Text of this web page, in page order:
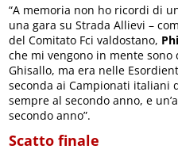
“A memoria non ho ricordi di
una gara su Strada Allievi –
del Comitato Fci valdostano,
che mi vengono in mente
Ghisallo, ma era nelle
seconda ai Campionati italiani
sempre al secondo anno, e
secondo anno”.
Scatto finale